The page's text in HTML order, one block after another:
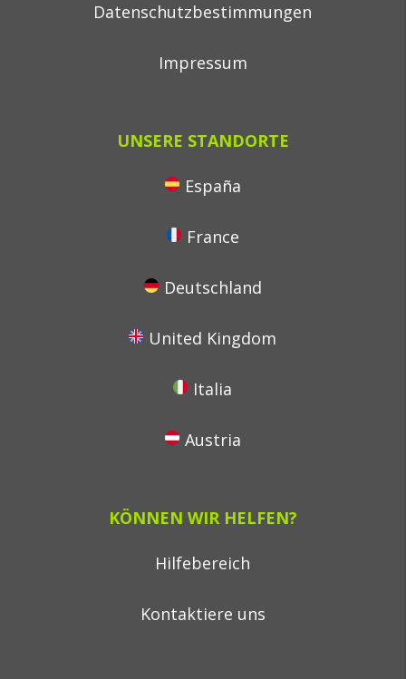
Datenschutzbestimmungen
Impressum
UNSERE STANDORTE
España
France
Deutschland
United Kingdom
Italia
Austria
KÖNNEN WIR HELFEN?
Hilfebereich
Kontaktiere uns